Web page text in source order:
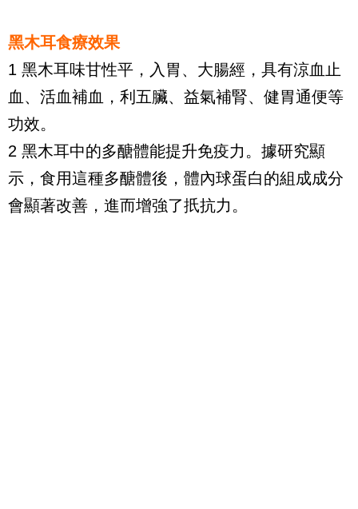
黑木耳食療效果
1 黑木耳味甘性平，入胃、大腸經，具有涼血止
血、活血補血，利五臟、益氣補腎、健胃通便等
功效。
2 黑木耳中的多醣體能提升免疫力。據研究顯
示，食用這種多醣體後，體內球蛋白的組成成分
會顯著改善，進而增強了扺抗力。